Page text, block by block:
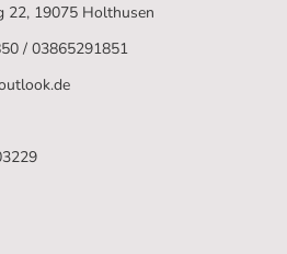
22, 19075 Holthusen
/ 03865291851